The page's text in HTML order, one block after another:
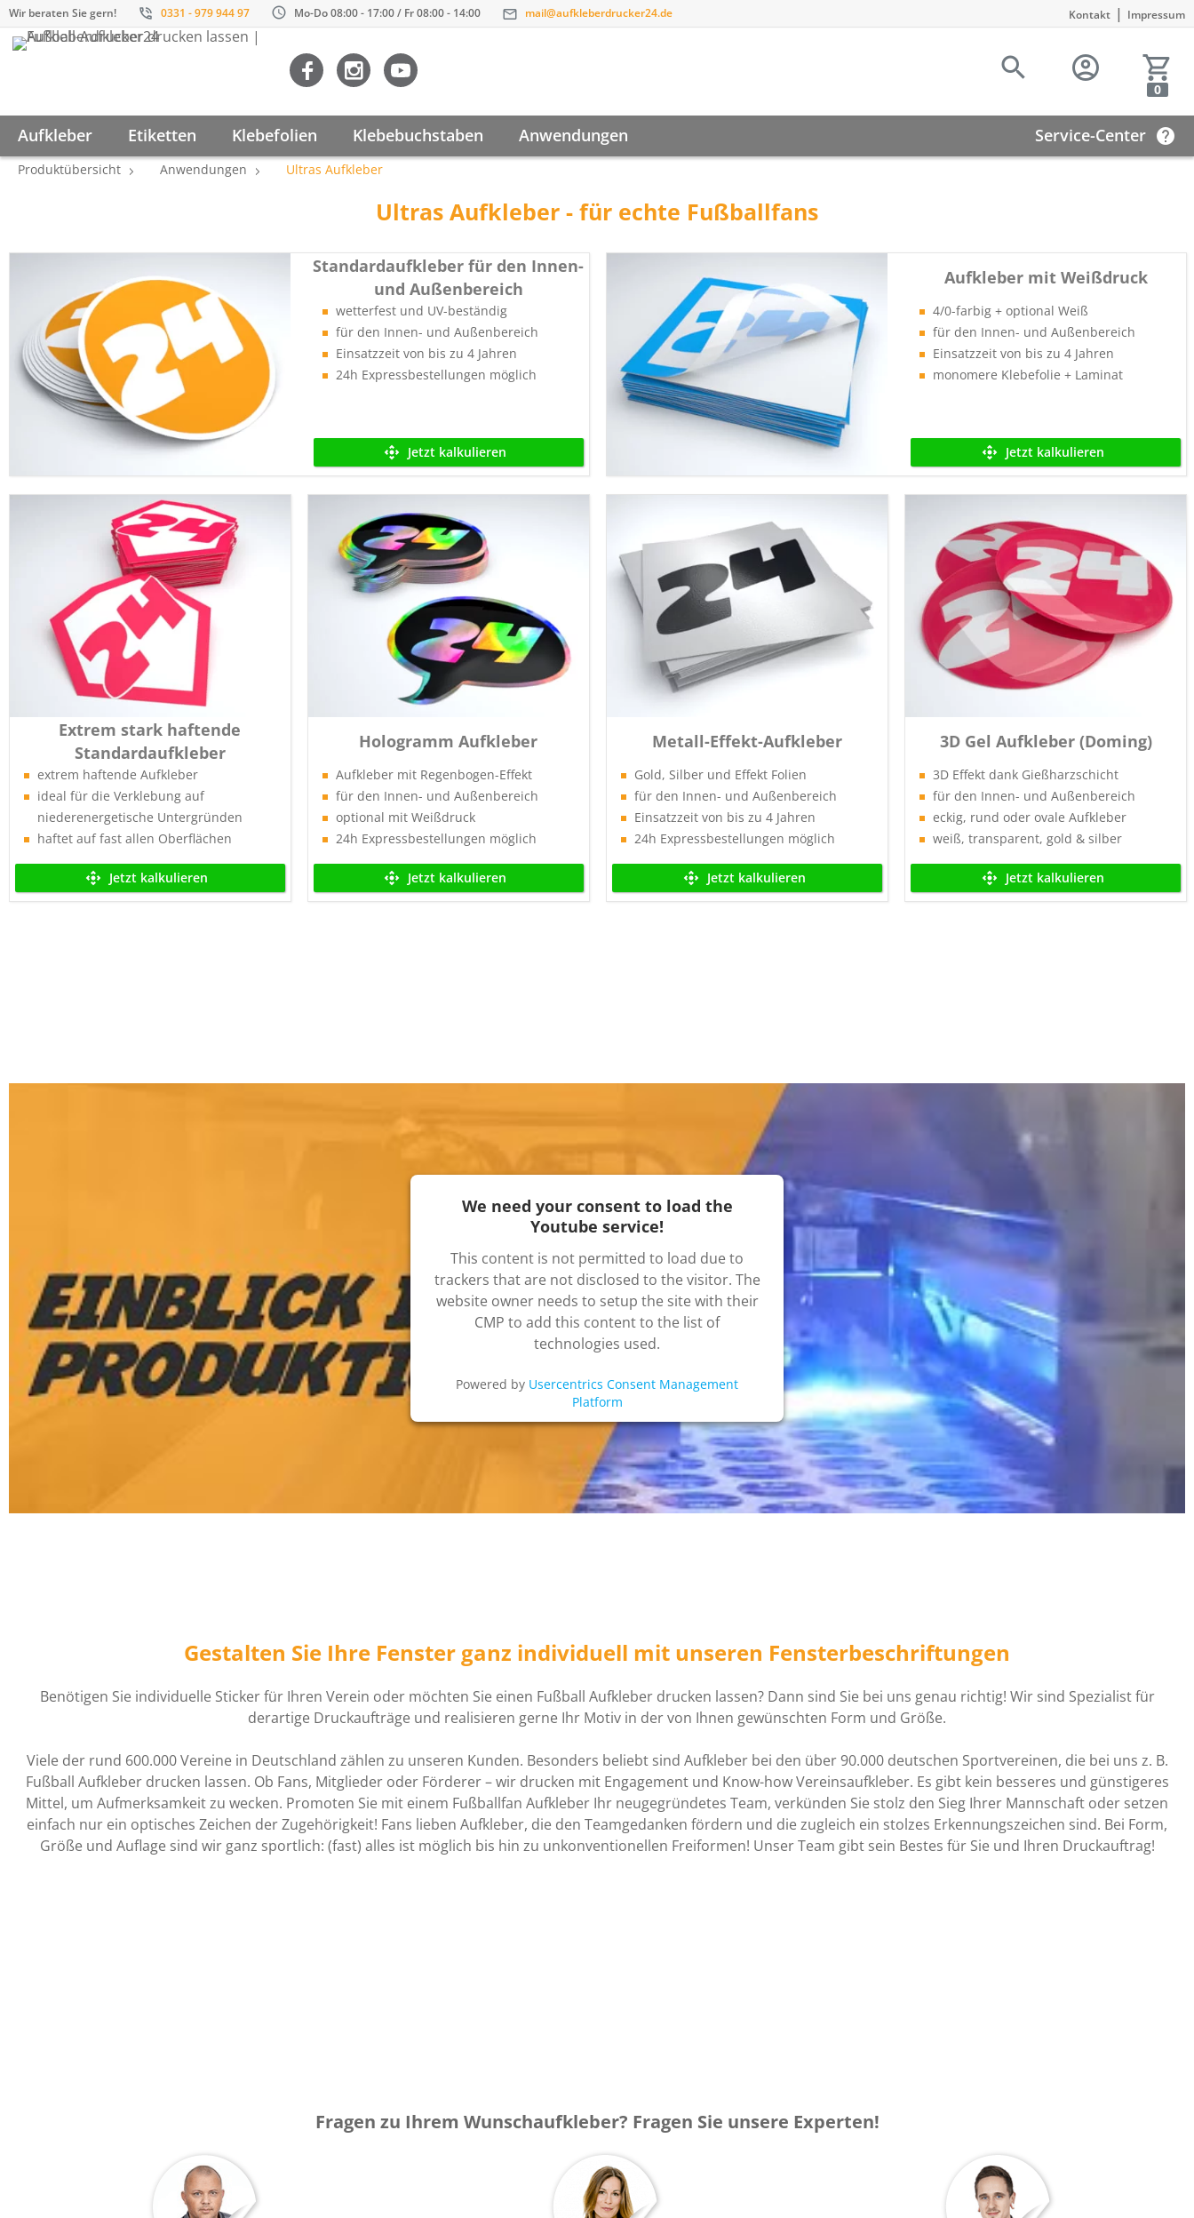
Wir beraten Sie gern! 0331 - 979 944 97 Mo-Do 08:00 - 17:00 / Fr 08:00 - 14:00 mail@aufkleberdrucker24.de Kontakt | Impressum
0
Aufkleber Etiketten Klebefolien Klebebuchstaben Anwendungen Service-Center
Produktübersicht Anwendungen Ultras Aufkleber
Ultras Aufkleber - für echte Fußballfans
Standardaufkleber für den Innen-
und Außenbereich
wetterfest und UV-beständig
für den Innen- und Außenbereich
Einsatzzeit von bis zu 4 Jahren
24h Expressbestellungen möglich
Jetzt kalkulieren
Aufkleber mit Weißdruck
4/0-farbig + optional Weiß
für den Innen- und Außenbereich
Einsatzzeit von bis zu 4 Jahren
monomere Klebefolie + Laminat
Jetzt kalkulieren
Extrem stark haftende
Standardaufkleber
extrem haftende Aufkleber
ideal für die Verklebung auf
niederenergetische Untergründen
haftet auf fast allen Oberflächen
Jetzt kalkulieren
Hologramm Aufkleber
Aufkleber mit Regenbogen-Effekt
für den Innen- und Außenbereich
optional mit Weißdruck
24h Expressbestellungen möglich
Jetzt kalkulieren
Metall-Effekt-Aufkleber
Gold, Silber und Effekt Folien
für den Innen- und Außenbereich
Einsatzzeit von bis zu 4 Jahren
24h Expressbestellungen möglich
Jetzt kalkulieren
3D Gel Aufkleber (Doming)
3D Effekt dank Gießharzschicht
für den Innen- und Außenbereich
eckig, rund oder ovale Aufkleber
weiß, transparent, gold & silber
Jetzt kalkulieren
We need your consent to load the
Youtube service!
This content is not permitted to load due to
trackers that are not disclosed to the visitor. The
website owner needs to setup the site with their
CMP to add this content to the list of
technologies used.
Powered by Usercentrics Consent Management
Platform
Gestalten Sie Ihre Fenster ganz individuell mit unseren Fensterbeschriftungen
Benötigen Sie individuelle Sticker für Ihren Verein oder möchten Sie einen Fußball Aufkleber drucken lassen? Dann sind Sie bei uns genau richtig! Wir sind Spezialist für
derartige Druckaufträge und realisieren gerne Ihr Motiv in der von Ihnen gewünschten Form und Größe.
Viele der rund 600.000 Vereine in Deutschland zählen zu unseren Kunden. Besonders beliebt sind Aufkleber bei den über 90.000 deutschen Sportvereinen, die bei uns z. B.
Fußball Aufkleber drucken lassen. Ob Fans, Mitglieder oder Förderer – wir drucken mit Engagement und Know-how Vereinsaufkleber. Es gibt kein besseres und günstigeres
Mittel, um Aufmerksamkeit zu wecken. Promoten Sie mit einem Fußballfan Aufkleber Ihr neugegründetes Team, verkünden Sie stolz den Sieg Ihrer Mannschaft oder setzen
einfach nur ein optisches Zeichen der Zugehörigkeit! Fans lieben Aufkleber, die den Teamgedanken fördern und die zugleich ein stolzes Erkennungszeichen sind. Bei Form,
Größe und Auflage sind wir ganz sportlich: (fast) alles ist möglich bis hin zu unkonventionellen Freiformen! Unser Team gibt sein Bestes für Sie und Ihren Druckauftrag!